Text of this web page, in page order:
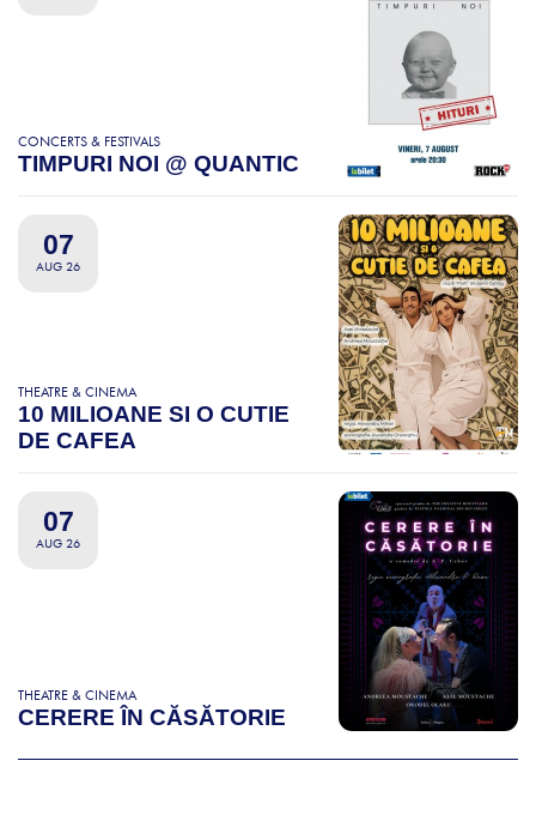
CONCERTS & FESTIVALS
TIMPURI NOI @ QUANTIC
07
AUG 26
THEATRE & CINEMA
10 MILIOANE SI O CUTIE
DE CAFEA
07
AUG 26
THEATRE & CINEMA
CERERE ÎN CĂSĂTORIE